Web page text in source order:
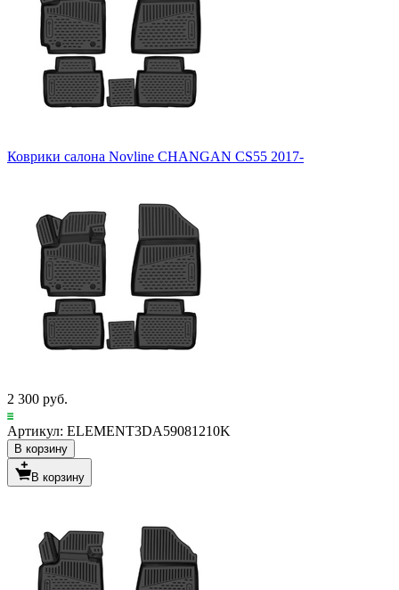
Коврики салона Novline CHANGAN CS55 2017-
2 300 руб.
Артикул: ELEMENT3DA59081210K
В корзину
В корзину